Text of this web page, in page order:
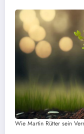
Wie Martin Rütter sein